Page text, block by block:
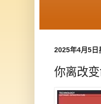
2025年4月5日
你离改